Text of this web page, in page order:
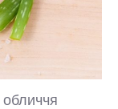
обличчя